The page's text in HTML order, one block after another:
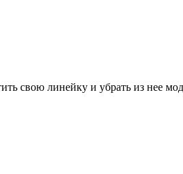
свою линейку и убрать из нее